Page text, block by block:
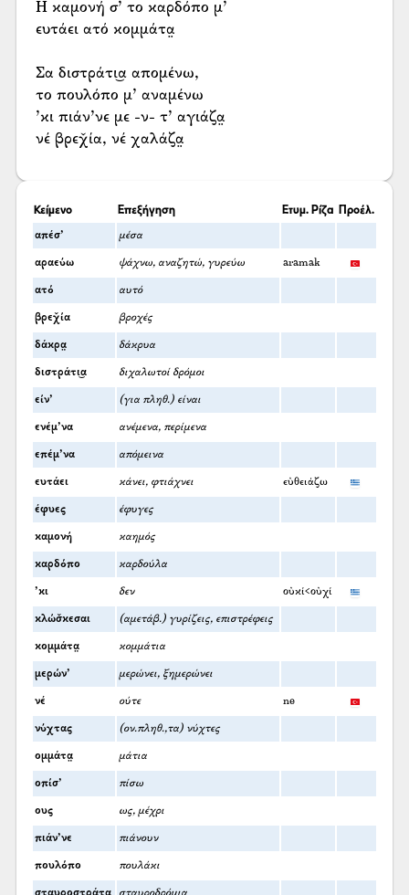
Η καμονή σ’ το καρδόπο μ’
ευτάει ατό κομμάτα̤
Σα διστράτι͜α απομένω,
το πουλόπο μ’ αναμένω
’κι πιάν’νε με -ν- τ’ αγιάζα̤
νέ βρεχ̌ία, νέ χαλάζα̤
Κείμενο Επεξήγηση Ετυμ. Ρίζα Προέλ.
απέσ’ μέσα
αραεύω ψάχνω, αναζητώ, γυρεύω aramak
ατό αυτό
βρεχ̌ία βροχές
δάκρα̤ δάκρυα
διστράτι͜α διχαλωτοί δρόμοι
είν’ (για πληθ.) είναι
ενέμ’να ανέμενα, περίμενα
επέμ’να απόμεινα
ευτάει κάνει, φτιάχνει εὐθειάζω
έφυες έφυγες
καμονή καημός
καρδόπο καρδούλα
’κι δεν οὐκί<οὐχί
κλώσ̌κεσαι (αμετάβ.) γυρίζεις, επιστρέφεις
κομμάτα̤ κομμάτια
μερών’ μερώνει, ξημερώνει
νέ ούτε ne
νύχτας (ον.πληθ.,τα) νύχτες
ομμάτα̤ μάτια
οπίσ’ πίσω
ους ως, μέχρι
πιάν’νε πιάνουν
πουλόπο πουλάκι